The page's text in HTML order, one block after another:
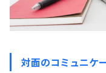
対面のコミュニケ